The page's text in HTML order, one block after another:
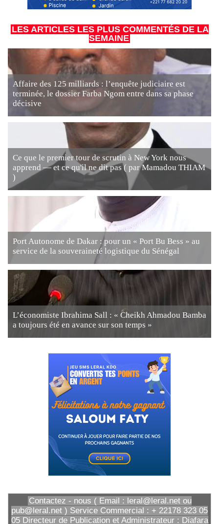
LES ARTICLES LES PLUS COMMENTÉS DE LA
SEMAINE
Affaire des 125 milliards : l’enquête judiciaire est
terminée, le dossier Farba Ngom entre dans sa phase
décisive
Ce que le premier tour de scrutin à New York nous
apprend — et ce qu'il ne dit pas ( par Mamadou THIAM
)
Port Autonome de Dakar : pour un « Port Bu Bess » au
service de la souveraineté logistique du Sénégal
L’économiste Ibrahima Sall : « Cheikh Ahmadou Bamba
a toujours été en avance sur son temps »
Contactez - nous ( Email : leral@leral.net ou
pub@leral.net ) Service Commercial : + 22178 323 05
05 Directeur de Publication et Administrateur : Diafara